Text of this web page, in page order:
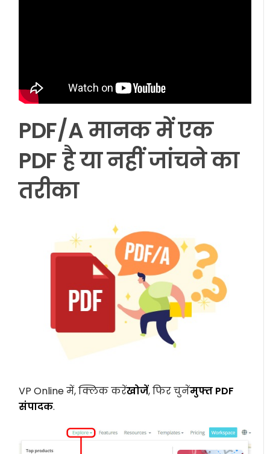
PDF/A मानक में एक
PDF है या नहीं जांचने का
तरीका
VP Online में, क्लिक करेंखोजें, फिर चुनेंमुफ्त PDF
संपादक.